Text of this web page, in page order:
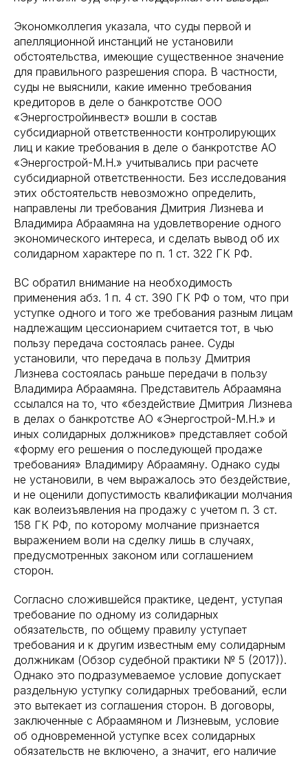
Экономколлегия указала, что суды первой и
апелляционной инстанций не установили
обстоятельства, имеющие существенное значение
для правильного разрешения спора. В частности,
суды не выяснили, какие именно требования
кредиторов в деле о банкротстве ООО
«Энергостройинвест» вошли в состав
субсидиарной ответственности контролирующих
лиц и какие требования в деле о банкротстве АО
«Энергострой-М.Н.» учитывались при расчете
субсидиарной ответственности. Без исследования
этих обстоятельств невозможно определить,
направлены ли требования Дмитрия Лизнева и
Владимира Абраамяна на удовлетворение одного
экономического интереса, и сделать вывод об их
солидарном характере по п. 1 ст. 322 ГК РФ.
ВС обратил внимание на необходимость
применения абз. 1 п. 4 ст. 390 ГК РФ о том, что при
уступке одного и того же требования разным лицам
надлежащим цессионарием считается тот, в чью
пользу передача состоялась ранее. Суды
установили, что передача в пользу Дмитрия
Лизнева состоялась раньше передачи в пользу
Владимира Абраамяна. Представитель Абраамяна
ссылался на то, что «бездействие Дмитрия Лизнева
в делах о банкротстве АО «Энергострой-М.Н.» и
иных солидарных должников» представляет собой
«форму его решения о последующей продаже
требования» Владимиру Абраамяну. Однако суды
не установили, в чем выражалось это бездействие,
и не оценили допустимость квалификации молчания
как волеизъявления на продажу с учетом п. 3 ст.
158 ГК РФ, по которому молчание признается
выражением воли на сделку лишь в случаях,
предусмотренных законом или соглашением
сторон.
Согласно сложившейся практике, цедент, уступая
требование по одному из солидарных
обязательств, по общему правилу уступает
требования и к другим известным ему солидарным
должникам (Обзор судебной практики № 5 (2017)).
Однако это подразумеваемое условие допускает
раздельную уступку солидарных требований, если
это вытекает из соглашения сторон. В договоры,
заключенные с Абраамяном и Лизневым, условие
об одновременной уступке всех солидарных
обязательств не включено, а значит, его наличие